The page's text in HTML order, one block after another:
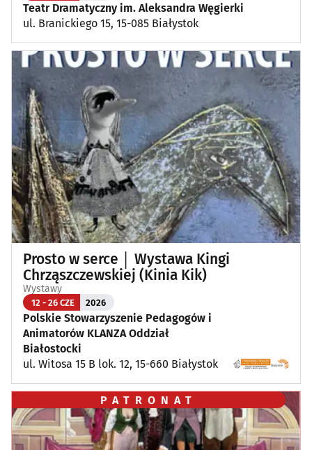
Teatr Dramatyczny im. Aleksandra Węgierki
ul. Branickiego 15, 15-085 Białystok
Prosto w serce │ Wystawa Kingi
Chrząszczewskiej (Kinia Kik)
Wystawy
12 - 26 CZE 2026
Polskie Stowarzyszenie Pedagogów i
Animatorów KLANZA Oddział
Białostocki
ul. Witosa 15 B lok. 12, 15-660 Białystok
PATRONAT